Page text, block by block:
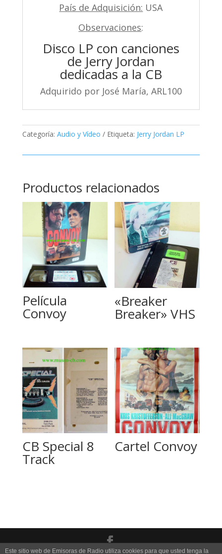
País de Adquisición: USA
Observaciones:
Disco LP con canciones
de Jerry Jordan
dedicadas a la CB
Adquirido por José María, ARL100
Categoría: Audio y Vídeo Etiqueta: Jerry Jordan LP
Productos relacionados
Película
Convoy
«Breaker
Breaker» VHS
CB Special 8
Track
Cartel Convoy
Este sitio web de Emisoras de Radio utiliza cookies para que usted tenga la